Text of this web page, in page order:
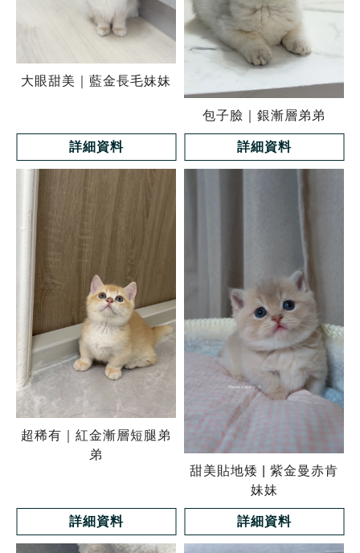
大眼甜美｜藍金長毛妹妹
詳細資料
包子臉｜銀漸層弟弟
詳細資料
超稀有｜紅金漸層短腿弟
弟
詳細資料
甜美貼地矮 | 紫金曼赤肯
妹妹
詳細資料